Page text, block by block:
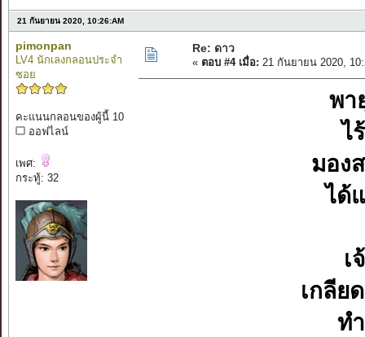
21 กันยายน 2020, 10:26:AM
pimonpan
LV4 นักเลงกลอนประจำ
ซอย
คะแนนกลอนของผู้นี้ 10
ออฟไลน์
เพศ:
กระทู้: 32
Re: ดาว
« ตอบ #4 เมื่อ: 21 กันยายน 2020,
พา
ไ
มอง
ได้
เ
เกลีย
ท